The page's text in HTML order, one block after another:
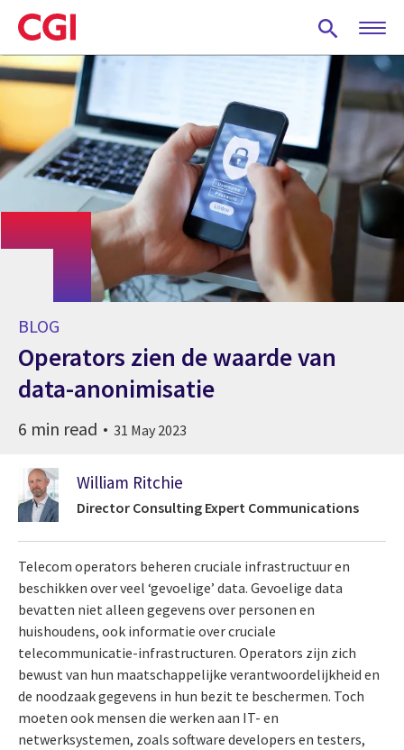
Skip
to
main
content
BLOG
Operators zien de waarde van
data-anonimisatie
6 min read 31 May 2023
William Ritchie
Director Consulting Expert Communications
Telecom operators beheren cruciale infrastructuur en
beschikken over veel ‘gevoelige’ data. Gevoelige data
bevatten niet alleen gegevens over personen en
huishoudens, ook informatie over cruciale
telecommunicatie-infrastructuren. Operators zijn zich
bewust van hun maatschappelijke verantwoordelijkheid en
de noodzaak gegevens in hun bezit te beschermen. Toch
moeten ook mensen die werken aan IT- en
netwerksystemen, zoals software developers en testers,